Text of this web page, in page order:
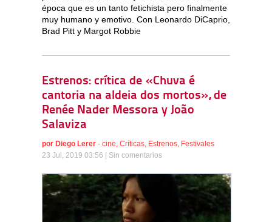
época que es un tanto fetichista pero finalmente
muy humano y emotivo. Con Leonardo DiCaprio,
Brad Pitt y Margot Robbie
Estrenos: crítica de «Chuva é
cantoria na aldeia dos mortos», de
Renée Nader Messora y João
Salaviza
por Diego Lerer - cine, Críticas, Estrenos, Festivales
23 Jul, 2019 03:56 | Sin comentarios